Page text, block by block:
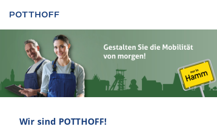
Wir sind POTTHOFF!